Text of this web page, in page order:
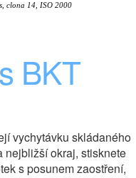
clona 14, ISO 2000
BKT
vychytávku skládaného
nejbližší okraj, stisknete
s posunem zaostření,